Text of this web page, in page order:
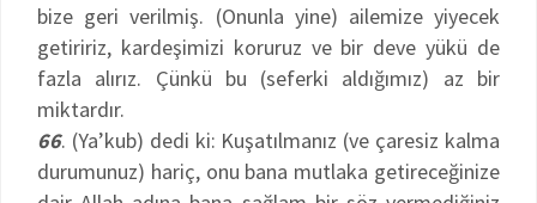
bize geri verilmiş. (Onunla yine) ailemize yiyecek
getiririz, kardeşimizi koruruz ve bir deve yükü de
fazla alırız. Çünkü bu (seferki aldığımız) az bir
miktardır.
66. (Ya’kub) dedi ki: Kuşatılmanız (ve çaresiz kalma
durumunuz) hariç, onu bana mutlaka getireceğinize